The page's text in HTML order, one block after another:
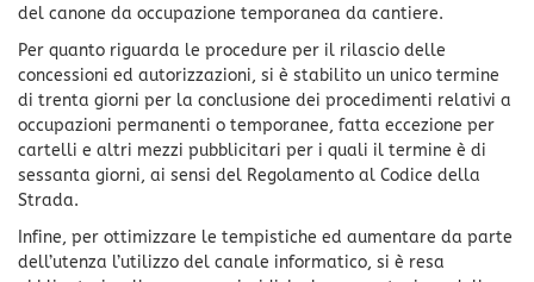
del canone da occupazione temporanea da cantiere.
Per quanto riguarda le procedure per il rilascio delle
concessioni ed autorizzazioni, si è stabilito un unico termine
di trenta giorni per la conclusione dei procedimenti relativi a
occupazioni permanenti o temporanee, fatta eccezione per
cartelli e altri mezzi pubblicitari per i quali il termine è di
sessanta giorni, ai sensi del Regolamento al Codice della
Strada.
Infine, per ottimizzare le tempistiche ed aumentare da parte
dell’utenza l’utilizzo del canale informatico, si è resa